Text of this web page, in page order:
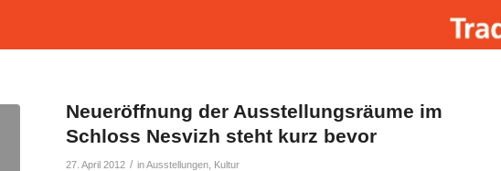
Neueröffnung der Ausstellungsräume im
Schloss Nesvizh steht kurz bevor
27. April 2012 / inAusstellungen Kultur